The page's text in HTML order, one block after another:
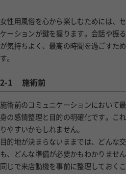
女性用風俗を心から楽しむためには、
ケーションが鍵を握ります。会話や振
が気持ちよく、最高の時間を過ごすた
す。
2-1 施術前
施術前のコミュニケーションにおいて
身の感情整理と目的の明確化です。こ
りやすいかもしれません。
目的地が決まらないままでは、どんな
も、どんな準備が必要かもわかりませ
同じで来店動機を事前に整理しておく